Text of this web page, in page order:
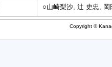
○山崎梨沙, 辻 史忠,
Copyright ©